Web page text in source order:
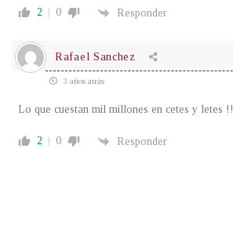
2 0 Responder
Rafael Sanchez
3 años atrás
Lo que cuestan mil millones en cetes y letes !!
2 0 Responder